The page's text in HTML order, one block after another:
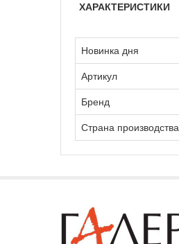
ХАРАКТЕРИСТИКИ
Новинка дня
Артикул
Бренд
Страна производства